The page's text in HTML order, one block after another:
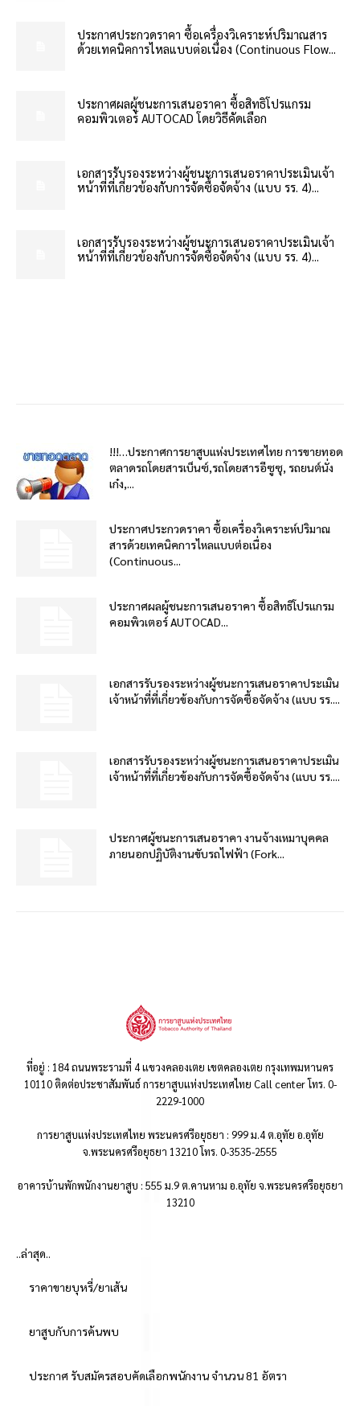
ประกาศประกวดราคา ซื้อเครื่องวิเคราะห์ปริมาณสาร
ด้วยเทคนิคการไหลแบบต่อเนื่อง (Continuous Flow...
ประกาศผลผู้ชนะการเสนอราคา ซื้อสิทธิโปรแกรม
คอมพิวเตอร์ AUTOCAD โดยวิธีคัดเลือก
เอกสารรับรองระหว่างผู้ชนะการเสนอราคาประเมินเจ้า
หน้าที่ที่เกี่ยวข้องกับการจัดซื้อจัดจ้าง (แบบ รร. 4)...
เอกสารรับรองระหว่างผู้ชนะการเสนอราคาประเมินเจ้า
หน้าที่ที่เกี่ยวข้องกับการจัดซื้อจัดจ้าง (แบบ รร. 4)...
!!!…ประกาศการยาสูบแห่งประเทศไทย การขายทอด
ตลาดรถโดยสารเบ็นซ์,รถโดยสารอีซูซุ, รถยนต์นั่ง
เก๋ง,...
ประกาศประกวดราคา ซื้อเครื่องวิเคราะห์ปริมาณ
สารด้วยเทคนิคการไหลแบบต่อเนื่อง
(Continuous...
ประกาศผลผู้ชนะการเสนอราคา ซื้อสิทธิโปรแกรม
คอมพิวเตอร์ AUTOCAD...
เอกสารรับรองระหว่างผู้ชนะการเสนอราคาประเมิน
เจ้าหน้าที่ที่เกี่ยวข้องกับการจัดซื้อจัดจ้าง (แบบ รร....
เอกสารรับรองระหว่างผู้ชนะการเสนอราคาประเมิน
เจ้าหน้าที่ที่เกี่ยวข้องกับการจัดซื้อจัดจ้าง (แบบ รร....
ประกาศผู้ชนะการเสนอราคา งานจ้างเหมาบุคคล
ภายนอกปฏิบัติงานขับรถไฟฟ้า (Fork...
ที่อยู่ : 184 ถนนพระรามที่ 4 แขวงคลองเตย เขตคลองเตย กรุงเทพมหานคร
10110 ติดต่อประชาสัมพันธ์ การยาสูบแห่งประเทศไทย Call center โทร. 0-
2229-1000
การยาสูบแห่งประเทศไทย พระนครศรีอยุธยา : 999 ม.4 ต.อุทัย อ.อุทัย
จ.พระนครศรีอยุธยา 13210 โทร. 0-3535-2555
อาคารบ้านพักพนักงานยาสูบ : 555 ม.9 ต.คานหาม อ.อุทัย จ.พระนครศรีอยุธยา
13210
..ล่าสุด..
ราคาขายบุหรี่/ยาเส้น
ยาสูบกับการค้นพบ
ประกาศ รับสมัครสอบคัดเลือกพนักงาน จำนวน 81 อัตรา